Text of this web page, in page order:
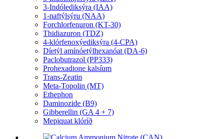
3-Indólediksýra (IAA)
1-naftýlsýru (NAA)
Forchlorfenuron (KT-30)
Thidiazuron (TDZ)
4-klórfenoxýediksýra (4-CPA)
Díetýl amínóetýlhexanóat (DA-6)
Paclobutrazol (PP333)
Prohexadione kalsíum
Trans-Zeatin
Meta-Topolin (MT)
Ethephon
Daminozide (B9)
Gibberellin (GA 4 + 7)
Mepiquat klóríð